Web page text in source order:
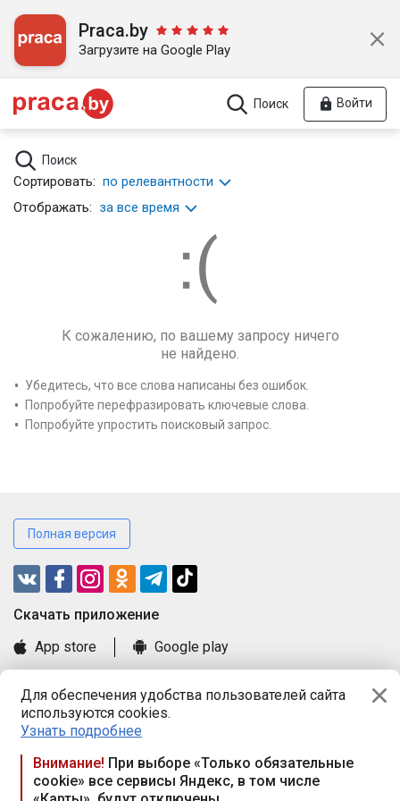
Для обеспечения удобства пользователей сайта
используются cookies.
Узнать подробнее
Внимание! При выборе «Только обязательные
cookie» все сервисы Яндекс, в том числе
Praca.by
Загрузите на Google Play
Поиск Войти
Поиск
Сортировать: по релевантности
Отображать: за все время
К сожалению, по вашему запросу ничего
не найдено.
Убедитесь, что все слова написаны без ошибок.
Попробуйте перефразировать ключевые слова.
Попробуйте упростить поисковый запрос.
Полная версия
Cкачать приложение
App store
Google play
Книга замечаний и предложений
Правила и документы
Praca.by © 2000—2026, ООО «ПРАЦА БАЙ»
Республика Беларусь, 220114, г. Минск, пр-т Независимости
117а, пом. № 9.